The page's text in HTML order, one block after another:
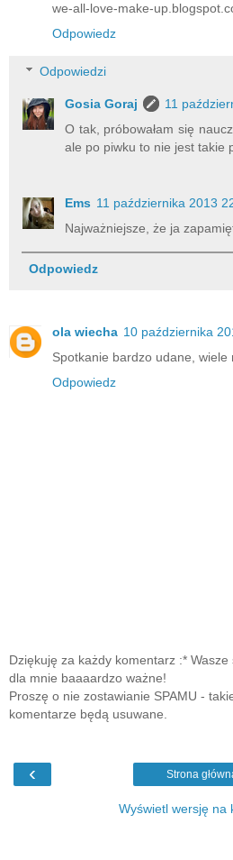
we-all-love-make-
Odpowiedz
Odpowiedzi
Gosia Goraj
11
O tak, próbowałam się
ale po piwku to nie jest takie
Ems 11 października 2013
Najważniejsze, że ja
Odpowiedz
ola wiecha 10 października
Spotkanie bardzo udane, wiele
Odpowiedz
Dziękuję za każdy komentarz :* Wasze
dla mnie baaaardzo ważne!
Proszę o nie zostawianie SPAMU -
komentarze będą usuwane.
‹ Strona
Wyświetl wersję na